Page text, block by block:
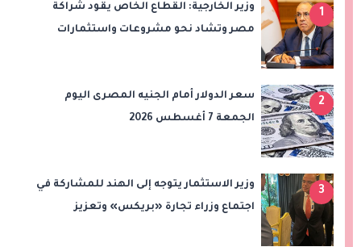
1
وزير الخارجية: القطاع الخاص يقود شراكة
مصر وتشاد نحو مشروعات واستثمارات
2
سعر الدولار أمام الجنيه المصرى اليوم
الجمعة 7 أغسطس 2026
3
وزير الاستثمار يتوجه إلى الهند للمشاركة في
اجتماع وزراء تجارة «بريكس» وتعزيز